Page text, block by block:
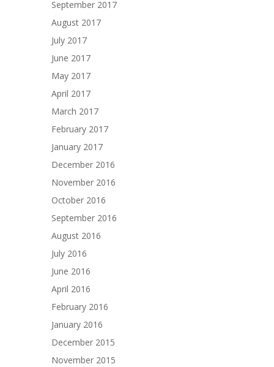
September 2017
August 2017
July 2017
June 2017
May 2017
April 2017
March 2017
February 2017
January 2017
December 2016
November 2016
October 2016
September 2016
August 2016
July 2016
June 2016
April 2016
February 2016
January 2016
December 2015
November 2015